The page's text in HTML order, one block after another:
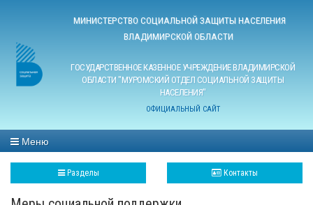
МИНИСТЕРСТВО СОЦИАЛЬНОЙ ЗАЩИТЫ НАСЕЛЕНИЯ
ВЛАДИМИРСКОЙ ОБЛАСТИ
ГОСУДАРСТВЕННОЕ КАЗЕННОЕ УЧРЕЖДЕНИЕ ВЛАДИМИРСКОЙ
ОБЛАСТИ "МУРОМСКИЙ ОТДЕЛ СОЦИАЛЬНОЙ ЗАЩИТЫ
НАСЕЛЕНИЯ"
ОФИЦИАЛЬНЫЙ САЙТ
Меню
Разделы Контакты